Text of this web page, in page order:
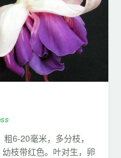
6-20毫米，多分枝，
枝带红色。叶对生，卵